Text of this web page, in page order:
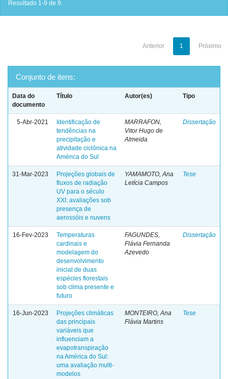
Resultado 1-9 de 9.
Anterior 1 Próximo
Conjunto de itens:
Data do
documento
Título Autor(es) Tipo
5-Abr-2021
Identificação de
tendências na
precipitação e
atividade ciclônica na
América do Sul
MARRAFON,
Vitor Hugo de
Almeida
Dissertação
31-Mar-2023
Projeções globais de
fluxos de radiação
UV para o século
XXI: avaliações sob
presença de
aerossóis e nuvens
YAMAMOTO, Ana
Letícia Campos
Tese
16-Fev-2023
Temperaturas
cardinais e
modelagem do
desenvolvimento
inicial de duas
espécies florestais
sob clima presente e
futuro
FAGUNDES,
Flávia Fernanda
Azevedo
Dissertação
16-Jun-2023
Projeções climáticas
das principais
variáveis que
influenciam a
evapotranspiração
na América do Sul:
uma avaliação multi-
modelos
MONTEIRO, Ana
Flávia Martins
Tese